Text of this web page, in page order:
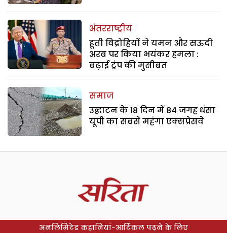
अंतरराष्ट्रीय
हूती विद्रोहियों ने यमन और सऊदी
अरब पर किया भयंकर हमला :
बढ़ाई ट्रंप की मुसीबत
समाज
उद्घाटन के 18 दिन में 84 जगह धंसा
यूपी का सबसे महंगा एक्सप्रेसवे
अनलिमिटेड कहानियां-आर्टिकल पढ़ने के लिए